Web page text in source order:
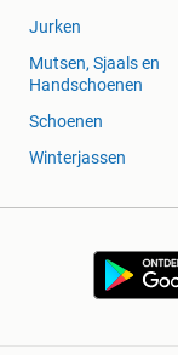
Jurken
Mutsen, Sjaals en
Handschoenen
Schoenen
Winterjassen